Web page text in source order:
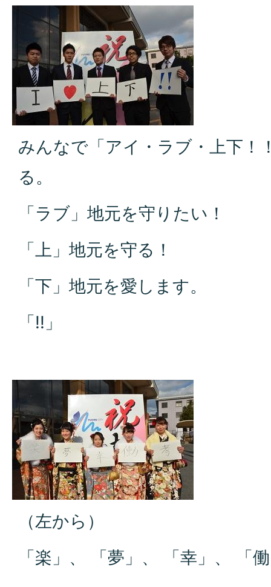
みんなで「アイ・ラブ・上下！
る。
「ラブ」地元を守りたい！
「上」地元を守る！
「下」地元を愛します。
「!!」
（左から）
「楽」、 「夢」、 「幸」、 「